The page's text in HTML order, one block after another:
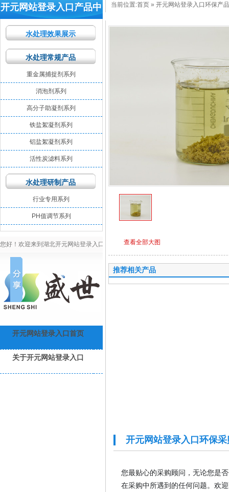
开元网站登录入口产品中
心
水处理效果展示
水处理常规产品
重金属捕捉剂系列
消泡剂系列
高分子助凝剂系列
铁盐絮凝剂系列
铝盐絮凝剂系列
活性炭滤料系列
水处理研制产品
行业专用系列
PH值调节系列
您好！欢迎来到湖北开元网站登录入口环保官网！
开元网站登录入口首页
关于开元网站登录入口
当前位置:首页 » 开元网站登录入口环保产
查看全部大图
推荐相关产品
开元网站登录入口环保
您最贴心的采购顾问，无论您是
在采购中所遇到的任何问题。欢